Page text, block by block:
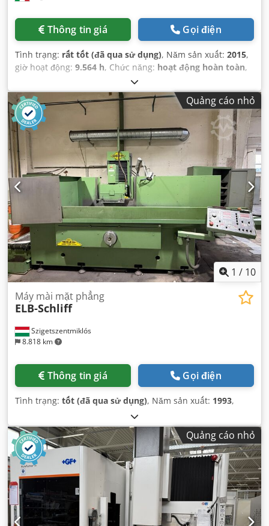
Thông tin giá Gọi điện
Tình trạng: rất tốt (đã qua sử dụng), Năm sản xuất: 2015,
giờ hoạt động: 9.564 h, Chức năng: hoạt động hoàn toàn,
Quảng cáo nhỏ
1 / 10
Szigetszentmiklós
8.818 km
Máy mài mặt phẳng
ELB-Schliff
Thông tin giá Gọi điện
Tình trạng: tốt (đã qua sử dụng), Năm sản xuất: 1993,
Quảng cáo nhỏ